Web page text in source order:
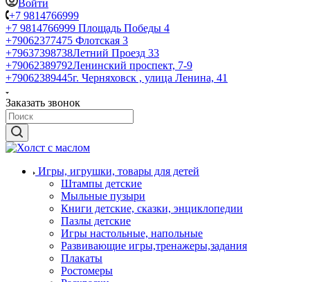
Войти
+7 9814766999
+7 9814766999 Площадь Победы 4
+79062377475 Флотская 3
+79637398738Летний Проезд 33
+79062389792Ленинский проспект, 7-9
+79062389445г. Черняховск , улица Ленина, 41
Заказать звонок
Игры, игрушки, товары для детей
Штампы детские
Мыльные пузыри
Книги детские, сказки, энциклопедии
Пазлы детские
Игры настольные, напольные
Развивающие игры,тренажеры,задания
Плакаты
Ростомеры